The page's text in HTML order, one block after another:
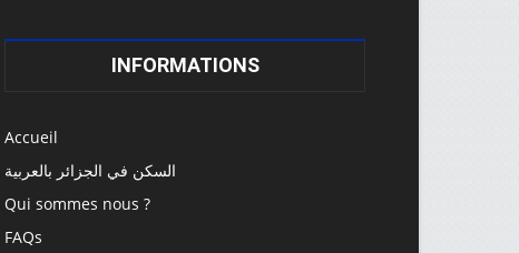
INFORMATIONS
Accueil
السكن في الجزائر بالعربية
Qui sommes nous ?
FAQs